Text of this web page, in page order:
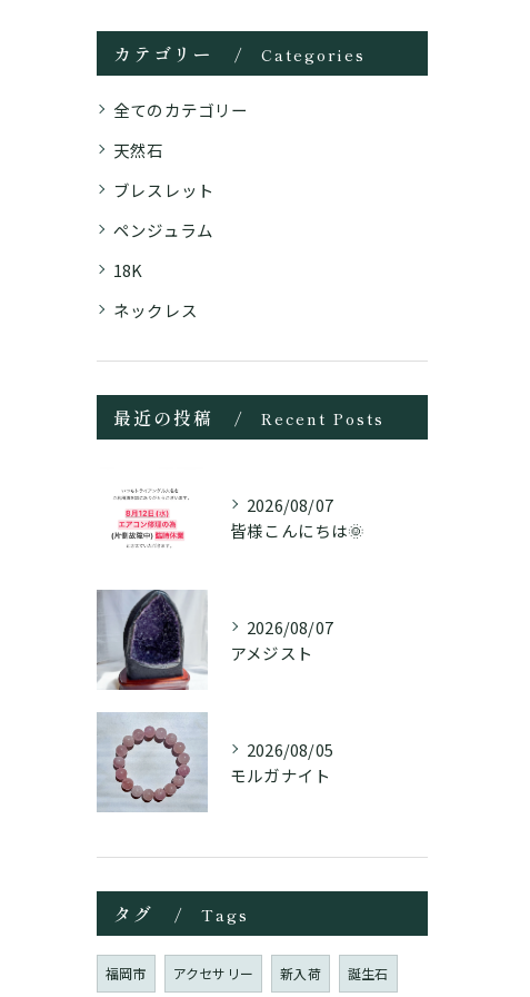
カテゴリー Categories
全てのカテゴリー
天然石
ブレスレット
ペンジュラム
18K
ネックレス
最近の投稿 Recent Posts
2026/08/07
皆様こんにちは🌞
2026/08/07
アメジスト
2026/08/05
モルガナイト
タグ Tags
福岡市 アクセサリー 新入荷 誕生石